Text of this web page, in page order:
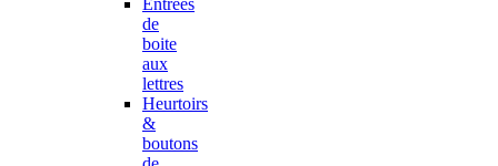
de
boite
aux
lettres
Heurtoirs
&
boutons